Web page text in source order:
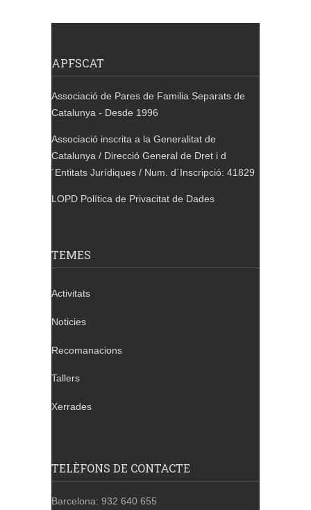
APFSCAT
Associació de Pares de Familia Separats de
Catalunya - Desde 1996
Associació inscrita a la Generalitat de
Catalunya / Direcció General de Dret i d
´Entitats Jurídiques / Num. d´Inscripció: 41829
LOPD Política de Privacitat de Dades
TEMES
Activitats
Noticies
Recomanacions
Tallers
Xerrades
TELÈFONS DE CONTACTE
Barcelona: 932 640 655